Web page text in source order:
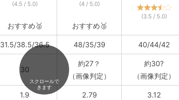
(4.5 / 5.0)
おすすめ🥈
(4 / 5.0)
おすすめ🥉
(3.5 / 5.0)
31.5/38.5/36.5 48/35/39 40/44/42
30
約27？
（画像判定）
約30?
（画像判定）
1.9 2.79 3.12
スクロールで
きます